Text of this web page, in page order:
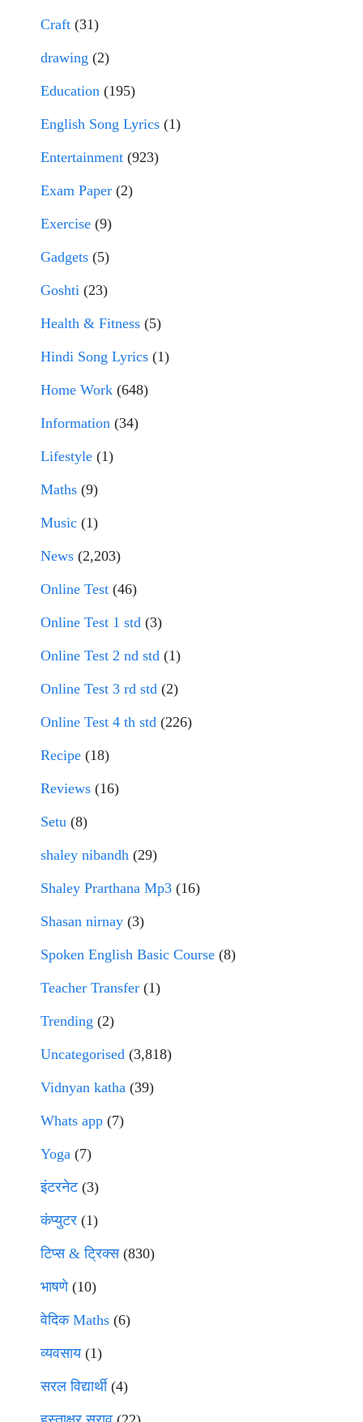
Craft (31)
drawing (2)
Education (195)
English Song Lyrics (1)
Entertainment (923)
Exam Paper (2)
Exercise (9)
Gadgets (5)
Goshti (23)
Health & Fitness (5)
Hindi Song Lyrics (1)
Home Work (648)
Information (34)
Lifestyle (1)
Maths (9)
Music (1)
News (2,203)
Online Test (46)
Online Test 1 std (3)
Online Test 2 nd std (1)
Online Test 3 rd std (2)
Online Test 4 th std (226)
Recipe (18)
Reviews (16)
Setu (8)
shaley nibandh (29)
Shaley Prarthana Mp3 (16)
Shasan nirnay (3)
Spoken English Basic Course (8)
Teacher Transfer (1)
Trending (2)
Uncategorised (3,818)
Vidnyan katha (39)
Whats app (7)
Yoga (7)
इंटरनेट(3)
कंप्युटर (1)
टिप्स & ट्रिक्स(830)
भाषणे(10)
वेदिक Maths (6)
व्यवसाय(1)
सरल विद्यार्थी(4)